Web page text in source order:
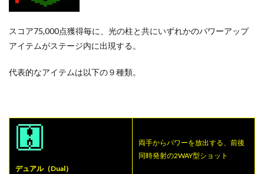
スコア75,000点獲得毎に、光の柱と共にいずれかのパワーアップ
アイテムがステージ内に出現する。
代表的なアイテムは以下の９種類。
デュアル（Dual）
両手からパワーを放出する、前後
同時発射の2WAY型ショット